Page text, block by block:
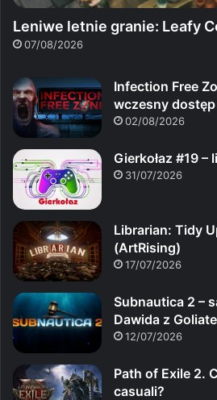
Leniwe letnie granie: Leafy
07/08/2026
Infection Free
wczesny dostęp
02/08/2026
Gierkołaz #19 –
31/07/2026
Librarian: Tidy
(ArtRising)
17/07/2026
Subnautica 2 –
Dawida z
12/07/2026
Path of Exile 2.
casuali?